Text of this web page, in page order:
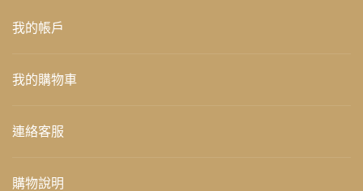
我的帳戶
我的購物車
連絡客服
購物說明